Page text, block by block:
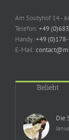
Am Soutyhof 14 -
Telefon:+49
Handy:+49
E-Mail:
Beliebt
Die